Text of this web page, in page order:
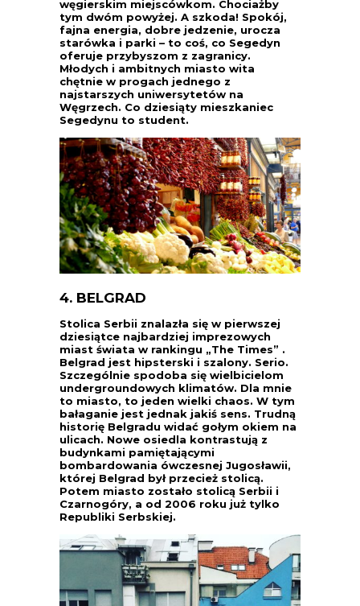
węgierskim miejscówkom. Chociażby
tym dwóm powyżej. A szkoda! Spokój,
fajna energia, dobre jedzenie, urocza
starówka i parki – to coś, co Segedyn
oferuje przybyszom z zagranicy.
Młodych i ambitnych miasto wita
chętnie w progach jednego z
najstarszych uniwersytetów na
Węgrzech. Co dziesiąty mieszkaniec
Segedynu to student.
4. BELGRAD
Stolica Serbii znalazła się w pierwszej
dziesiątce najbardziej imprezowych
miast świata w rankingu „The Times” .
Belgrad jest hipsterski i szalony. Serio.
Szczególnie spodoba się wielbicielom
undergroundowych klimatów. Dla mnie
to miasto, to jeden wielki chaos. W tym
bałaganie jest jednak jakiś sens. Trudną
historię Belgradu widać gołym okiem na
ulicach. Nowe osiedla kontrastują z
budynkami pamiętającymi
bombardowania ówczesnej Jugosławii,
której Belgrad był przecież stolicą.
Potem miasto zostało stolicą Serbii i
Czarnogóry, a od 2006 roku już tylko
Republiki Serbskiej.